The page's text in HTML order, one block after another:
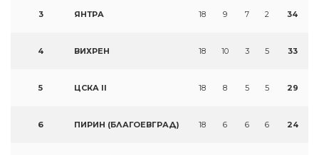
3 ЯНТРА 18 9 7 2 34
4 ВИХРЕН 18 10 3 5 33
5 ЦСКА II 18 8 5 5 29
6 ПИРИН (БЛАГОЕВГРАД) 18 6 6 6 24